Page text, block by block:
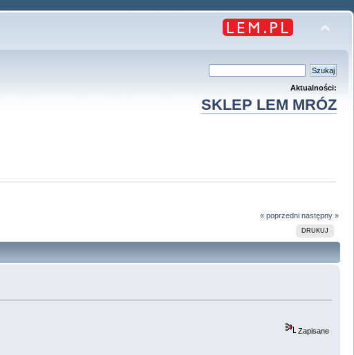
Aktualności:
SKLEP LEM MRÓZ
« poprzedni następny »
DRUKUJ
Zapisane